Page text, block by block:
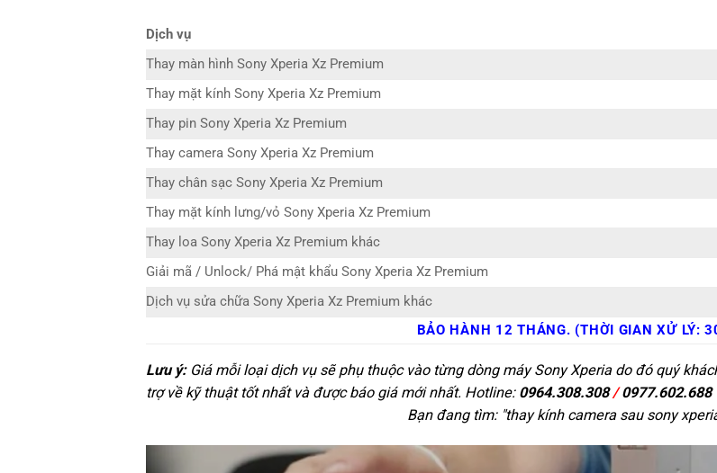
Dịch vụ
Thay màn hình Sony Xperia Xz Premium
Thay mặt kính Sony Xperia Xz Premium
Thay pin Sony Xperia Xz Premium
Thay camera Sony Xperia Xz Premium
Thay chân sạc Sony Xperia Xz Premium
Thay mặt kính lưng/vỏ Sony Xperia Xz Premium
Thay loa Sony Xperia Xz Premium khác
Giải mã / Unlock/ Phá mật khẩu Sony Xperia Xz Premium
Dịch vụ sửa chữa Sony Xperia Xz Premium khác
BẢO HÀNH 12 THÁNG. (THỜI GIAN XỬ LÝ:
Lưu ý:Giá mỗi loại dịch vụ sẽ phụ thuộc vào từng dòng máy Sony Xperia do đó quý
trợ về kỹ thuật tốt nhất và được báo giá mới nhất. Hotline: 0964.308.308/0977.602.688
Bạn đang tìm: "thay kính camera sau sony